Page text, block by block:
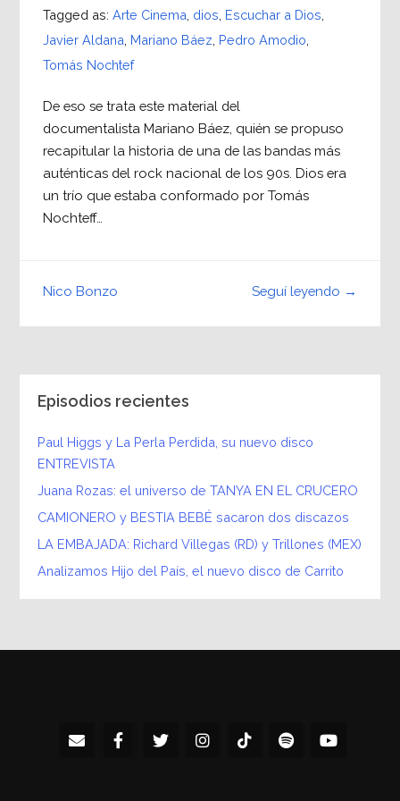
Tagged as: Arte Cinema dios Escuchar a Dios
Javier Aldana Mariano Báez Pedro Amodio
Tomás Nochtef
De eso se trata este material del
documentalista Mariano Báez, quién se propuso
recapitular la historia de una de las bandas más
auténticas del rock nacional de los 90s. Dios era
un trío que estaba conformado por Tomás
Nochteff…
Seguí leyendo →
Nico Bonzo
Episodios recientes
Paul Higgs y La Perla Perdida, su nuevo disco
ENTREVISTA
Juana Rozas: el universo de TANYA EN EL CRUCERO
CAMIONERO y BESTIA BEBÉ sacaron dos discazos
LA EMBAJADA: Richard Villegas (RD) y Trillones (MEX)
Analizamos Hijo del País, el nuevo disco de Carrito